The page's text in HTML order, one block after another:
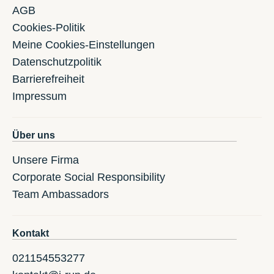
AGB
Cookies-Politik
Meine Cookies-Einstellungen
Datenschutzpolitik
Barrierefreiheit
Impressum
Über uns
Unsere Firma
Corporate Social Responsibility
Team Ambassadors
Kontakt
021154553277